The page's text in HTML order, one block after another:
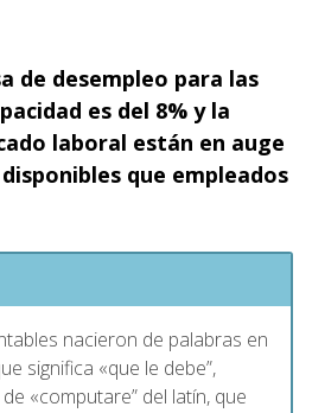
de desempleo para las
es del 8% y la
laboral están en auge
que empleados
nacieron de palabras en
significa «que le debe”,
«computare” del latín, que